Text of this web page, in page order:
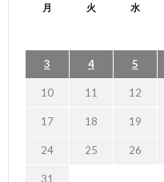
月 火 水
3 4 5
10 11 12
17 18 19
24 25 26
31